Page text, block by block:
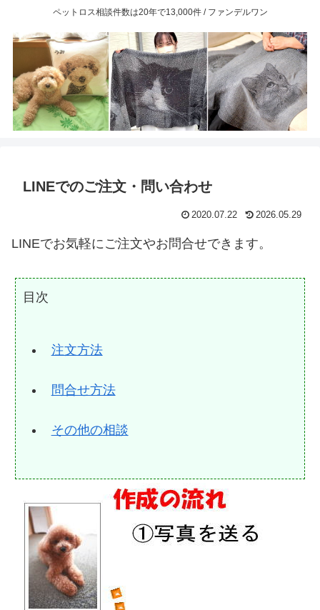
ペットロス相談件数は20年で13,000件 / ファンデルワン
LINEでのご注文・問い合わせ
2020.07.22 2026.05.29
LINEでお気軽にご注文やお問合せできます。
目次
注文方法
問合せ方法
その他の相談